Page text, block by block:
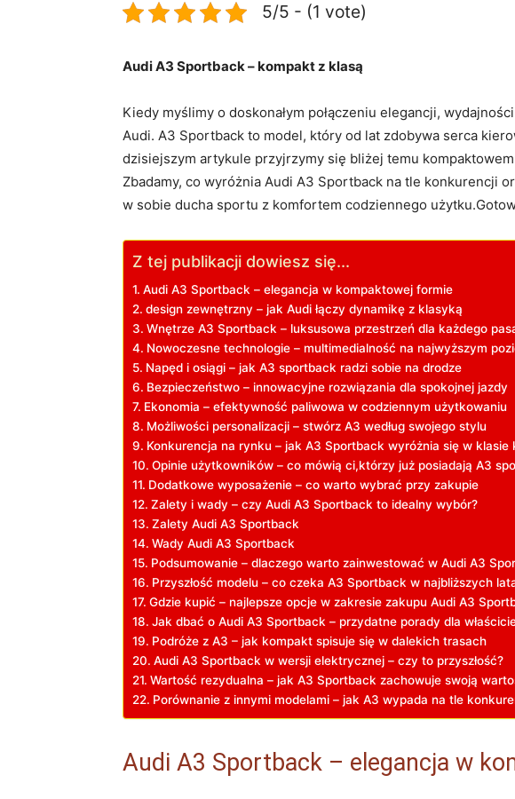
5/5 - (1 vote)
Audi A3 Sportback – kompakt z klasą
Kiedy myślimy o doskonałym połączeniu elegancji,
Audi. A3 Sportback to model, który od lat​ zdobywa serca
‍dzisiejszym artykule przyjrzymy się ‍bliżej ⁤temu
Zbadamy, co wyróżnia Audi A3 Sportback ‌na tle konkurencji
w sobie ducha sportu⁤ z komfortem codziennego
Z tej publikacji dowiesz się...
Audi A3 Sportback – elegancja w kompaktowej formie
design​ zewnętrzny⁢ – jak Audi łączy dynamikę z klasyką
Wnętrze A3 Sportback ‌– luksusowa ⁣przestrzeń dla każdego
Nowoczesne technologie ‍– multimedialność na⁤ najwyższym
Napęd i⁣ osiągi – ‌jak‍ A3⁣ sportback ⁣radzi​ sobie na⁢ drodze
Bezpieczeństwo – innowacyjne rozwiązania dla ⁣spokojnej⁢ jazdy
Ekonomia – efektywność paliwowa⁢ w⁢ codziennym użytkowaniu
Możliwości ​personalizacji ⁣–‍ stwórz A3 według ‌swojego stylu
Konkurencja na ⁢rynku – jak A3 Sportback wyróżnia się w klasie
Opinie użytkowników – co mówią ci,którzy już⁤ posiadają​ A3
Dodatkowe wyposażenie – co warto wybrać przy zakupie
Zalety i wady ​– czy Audi ‌A3 Sportback⁢ to idealny‌ wybór?
Zalety Audi A3 Sportback
Wady Audi A3 Sportback
Podsumowanie – ​dlaczego ⁣warto ‌zainwestować w Audi⁢ A3⁣
Przyszłość modelu – co czeka A3 Sportback w najbliższych​
Gdzie kupić – najlepsze opcje w zakresie zakupu Audi A3
Jak dbać o Audi A3 Sportback – ‌przydatne porady dla‍
Podróże z A3 – jak kompakt spisuje się w dalekich‌ trasach
Audi A3 Sportback w wersji elektrycznej – czy to przyszłość?
Wartość rezydualna – jak A3 Sportback zachowuje swoją
Porównanie‍ z ⁢innymi modelami – jak ⁤A3 ‍wypada na tle
Audi A3 Sportback – elegancja w